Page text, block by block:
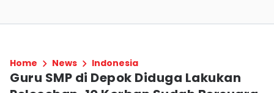
Home News Indonesia
Guru SMP di Depok Diduga Lakukan